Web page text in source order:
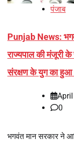
पंजाब
Punjab News:
राज्यपाल की मंजूरी
संरक्षण के युग का हुआ
0
भगवंत मान सरकार ने